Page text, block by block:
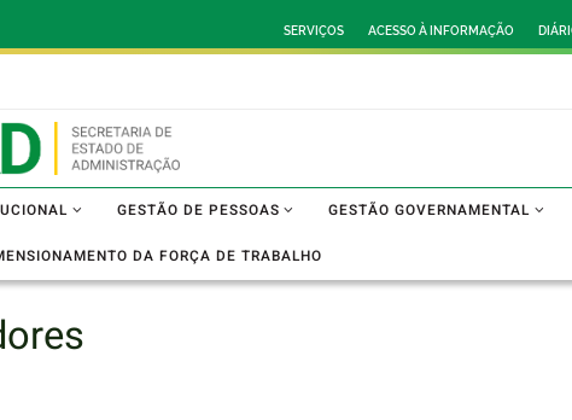
SERVIÇOS ACESSO À INFORMAÇÃO
GESTÃO DE PESSOAS GESTÃO GOVERNAMENTAL
DA FORÇA DE TRABALHO